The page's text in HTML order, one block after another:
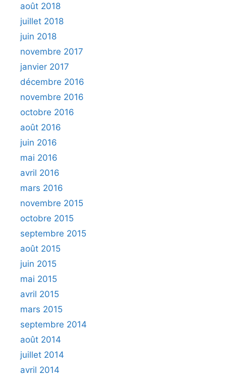
août 2018
juillet 2018
juin 2018
novembre 2017
janvier 2017
décembre 2016
novembre 2016
octobre 2016
août 2016
juin 2016
mai 2016
avril 2016
mars 2016
novembre 2015
octobre 2015
septembre 2015
août 2015
juin 2015
mai 2015
avril 2015
mars 2015
septembre 2014
août 2014
juillet 2014
avril 2014